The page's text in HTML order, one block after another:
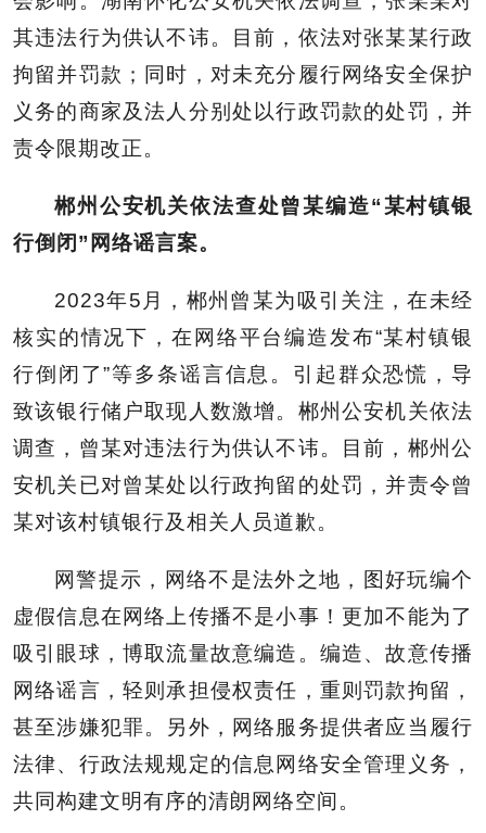
其违法行为供认不讳。目前，依法对张某某行政
拘留并罚款；同时，对未充分履行网络安全保护
义务的商家及法人分别处以行政罚款的处罚，并
责令限期改正。
郴州公安机关依法查处曾某编造“某村镇银
行倒闭”网络谣言案。
2023年5月，郴州曾某为吸引关注，在未经
核实的情况下，在网络平台编造发布“某村镇银
行倒闭了”等多条谣言信息。引起群众恐慌，导
致该银行储户取现人数激增。郴州公安机关依法
调查，曾某对违法行为供认不讳。目前，郴州公
安机关已对曾某处以行政拘留的处罚，并责令曾
某对该村镇银行及相关人员道歉。
网警提示，网络不是法外之地，图好玩编个
虚假信息在网络上传播不是小事！更加不能为了
吸引眼球，博取流量故意编造。编造、故意传播
网络谣言，轻则承担侵权责任，重则罚款拘留，
甚至涉嫌犯罪。另外，网络服务提供者应当履行
法律、行政法规规定的信息网络安全管理义务，
共同构建文明有序的清朗网络空间。